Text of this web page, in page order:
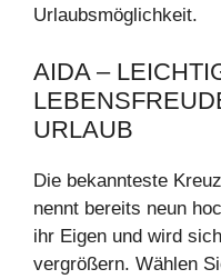
Urlaubsmöglichkeit.
AIDA –
URLAUB
Die bekannteste
nennt bereits neun
ihr Eigen und wird
vergrößern. Wählen